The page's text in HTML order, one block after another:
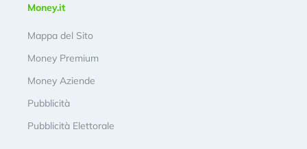
Money.it
Mappa del Sito
Money Premium
Money Aziende
Pubblicità
Pubblicità Elettorale